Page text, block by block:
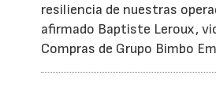
resiliencia de nuestras
afirmado Baptiste Leroux,
Compras de Grupo Bimbo